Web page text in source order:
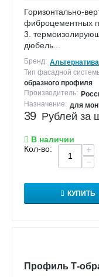
Горизонтально-
фиброцементных
3.
дюбель...
Бренд: Альтернатива
Тип фасадной
образного профиля
Производитель:
Назначение: для
39 Рублей за
В наличии
Кол-во:
+
−
КУПИТЬ
Профиль Т-